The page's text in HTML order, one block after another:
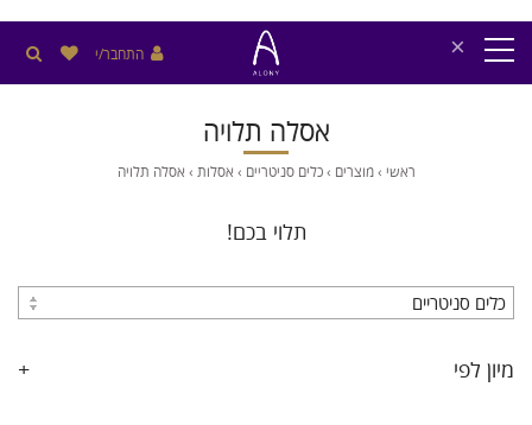
× התחבר/י
אסלה תלויה
ראשי ›מוצרים ›כלים סניטריים › אסלות › אסלה תלויה
תלוי בכם!
מיון לפי +